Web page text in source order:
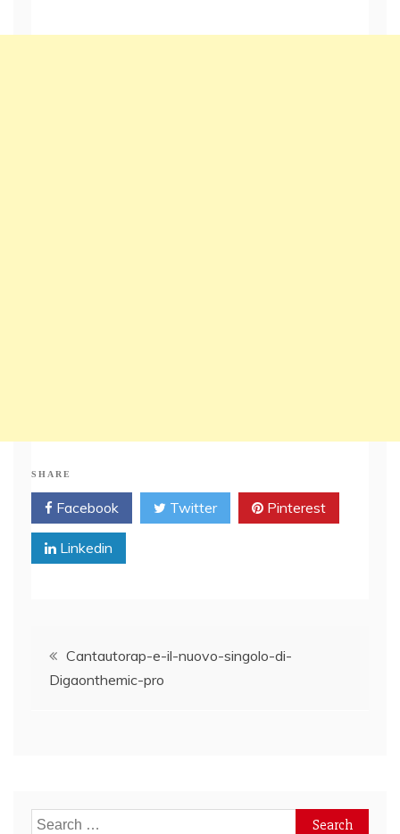
SHARE
Facebook Twitter Pinterest
Linkedin
Post
navigation
Cantautorap-e-il-nuovo-singolo-di-
Digaonthemic-pro
Search